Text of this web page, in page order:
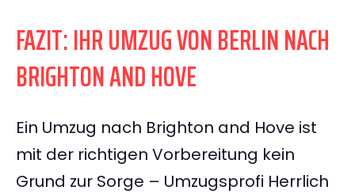
FAZIT: IHR UMZUG VON BERLIN NACH
BRIGHTON AND HOVE
Ein Umzug nach Brighton and Hove ist
mit der richtigen Vorbereitung kein
Grund zur Sorge – Umzugsprofi Herrlich